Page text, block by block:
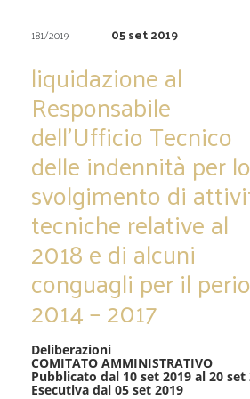
181/2019 05 set 2019
liquidazione al
Responsabile
dell’Ufficio Tecnico
delle indennità per lo
svolgimento di
tecniche relative al
2018 e di alcuni
conguagli per il
2014 – 2017
Deliberazioni
COMITATO AMMINISTRATIVO
Pubblicato dal 10 set 2019 al 20 set
Esecutiva dal 05 set 2019